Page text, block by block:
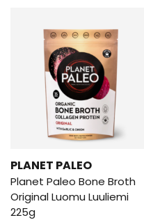
PLANET PALEO
Planet Paleo Bone Broth
Original Luomu Luuliemi
225g